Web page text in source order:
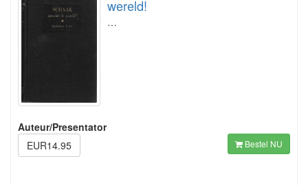
wereld!
…
Auteur/Presentator
EUR14.95
Bestel NU